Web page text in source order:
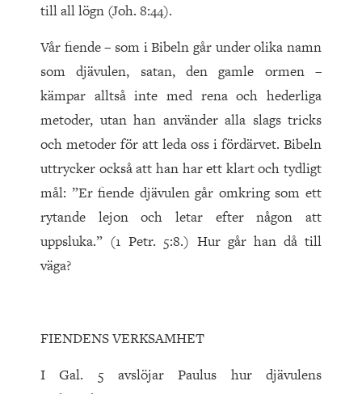
till all lögn (Joh. 8:44).
Vår fiende – som i Bibeln går under olika namn
som djävulen, satan, den gamle ormen –
kämpar alltså inte med rena och hederliga
metoder, utan han använder alla slags tricks
och metoder för att leda oss i fördärvet. Bibeln
uttrycker också att han har ett klart och tydligt
mål: ”Er fiende djävulen går omkring som ett
rytande lejon och letar efter någon att
uppsluka.” (1 Petr. 5:8.) Hur går han då till
väga?
FIENDENS VERKSAMHET
I Gal. 5 avslöjar Paulus hur djävulens